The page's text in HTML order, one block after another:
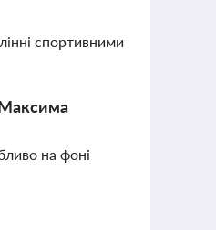
спортивними
Максима
на фоні